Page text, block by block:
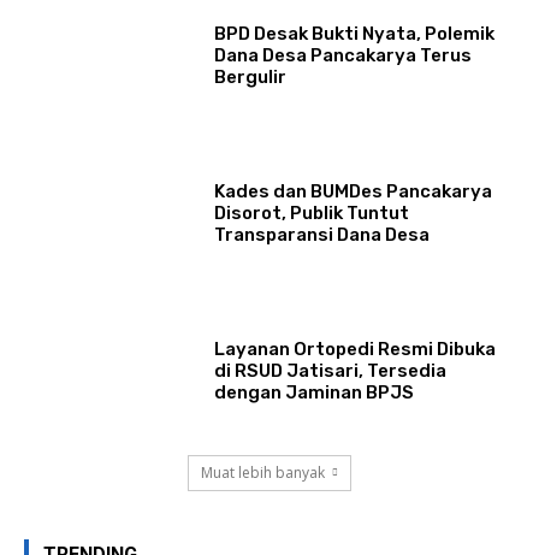
BPD Desak Bukti Nyata, Polemik
Dana Desa Pancakarya Terus
Bergulir
Kades dan BUMDes Pancakarya
Disorot, Publik Tuntut
Transparansi Dana Desa
Layanan Ortopedi Resmi Dibuka
di RSUD Jatisari, Tersedia
dengan Jaminan BPJS
Muat lebih banyak